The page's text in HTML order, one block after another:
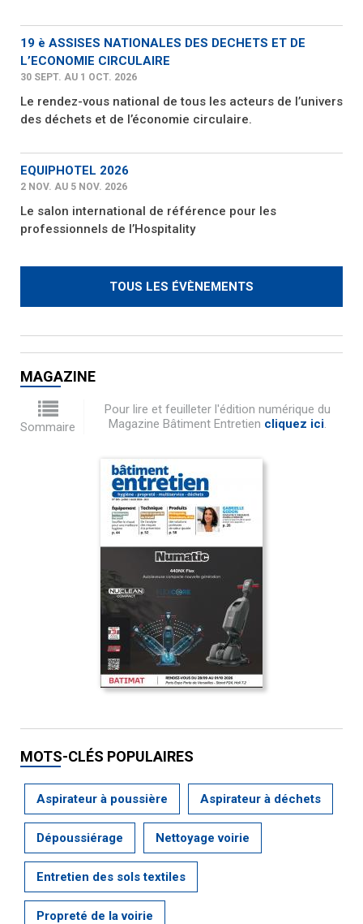
19 è ASSISES NATIONALES DES DECHETS ET DE
L’ECONOMIE CIRCULAIRE
30 SEPT. AU 1 OCT. 2026
Le rendez-vous national de tous les acteurs de l’univers
des déchets et de l’économie circulaire.
EQUIPHOTEL 2026
2 NOV. AU 5 NOV. 2026
Le salon international de référence pour les
professionnels de l’Hospitality
TOUS LES ÉVÈNEMENTS
MAGAZINE
Sommaire
Pour lire et feuilleter l'édition numérique du
Magazine Bâtiment Entretien cliquez ici.
MOTS-CLÉS POPULAIRES
Aspirateur à poussière Aspirateur à déchets
Dépoussiérage Nettoyage voirie
Entretien des sols textiles
Propreté de la voirie